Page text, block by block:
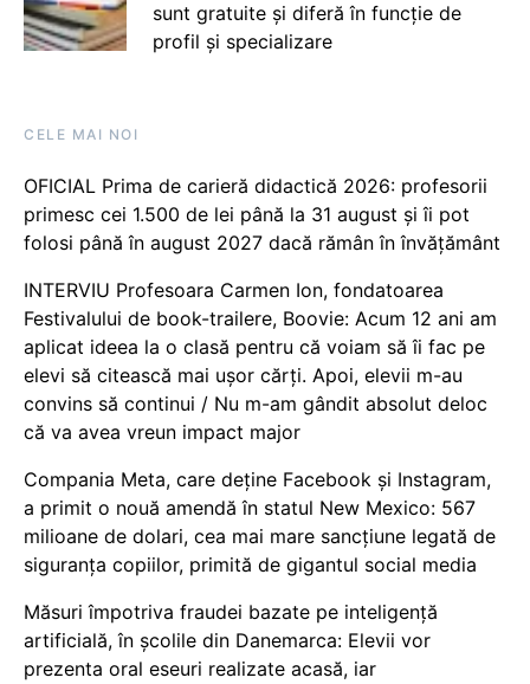
sunt gratuite și diferă în funcție de
profil și specializare
CELE MAI NOI
OFICIAL Prima de carieră didactică 2026: profesorii
primesc cei 1.500 de lei până la 31 august și îi pot
folosi până în august 2027 dacă rămân în învățământ
INTERVIU Profesoara Carmen Ion, fondatoarea
Festivalului de book-trailere, Boovie: Acum 12 ani am
aplicat ideea la o clasă pentru că voiam să îi fac pe
elevi să citească mai ușor cărți. Apoi, elevii m-au
convins să continui / Nu m-am gândit absolut deloc
că va avea vreun impact major
Compania Meta, care deține Facebook și Instagram,
a primit o nouă amendă în statul New Mexico: 567
milioane de dolari, cea mai mare sancțiune legată de
siguranța copiilor, primită de gigantul social media
Măsuri împotriva fraudei bazate pe inteligență
artificială, în școlile din Danemarca: Elevii vor
prezenta oral eseuri realizate acasă, iar